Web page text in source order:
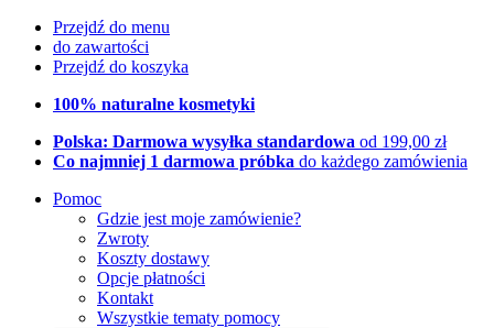
Przejdź do menu
do zawartości
Przejdź do koszyka
100% naturalne kosmetyki
Polska: Darmowa wysyłka standardowa od 199,00 zł
Co najmniej 1 darmowa próbka do każdego zamówienia
Pomoc
Gdzie jest moje zamówienie?
Zwroty
Koszty dostawy
Opcje płatności
Kontakt
Wszystkie tematy pomocy